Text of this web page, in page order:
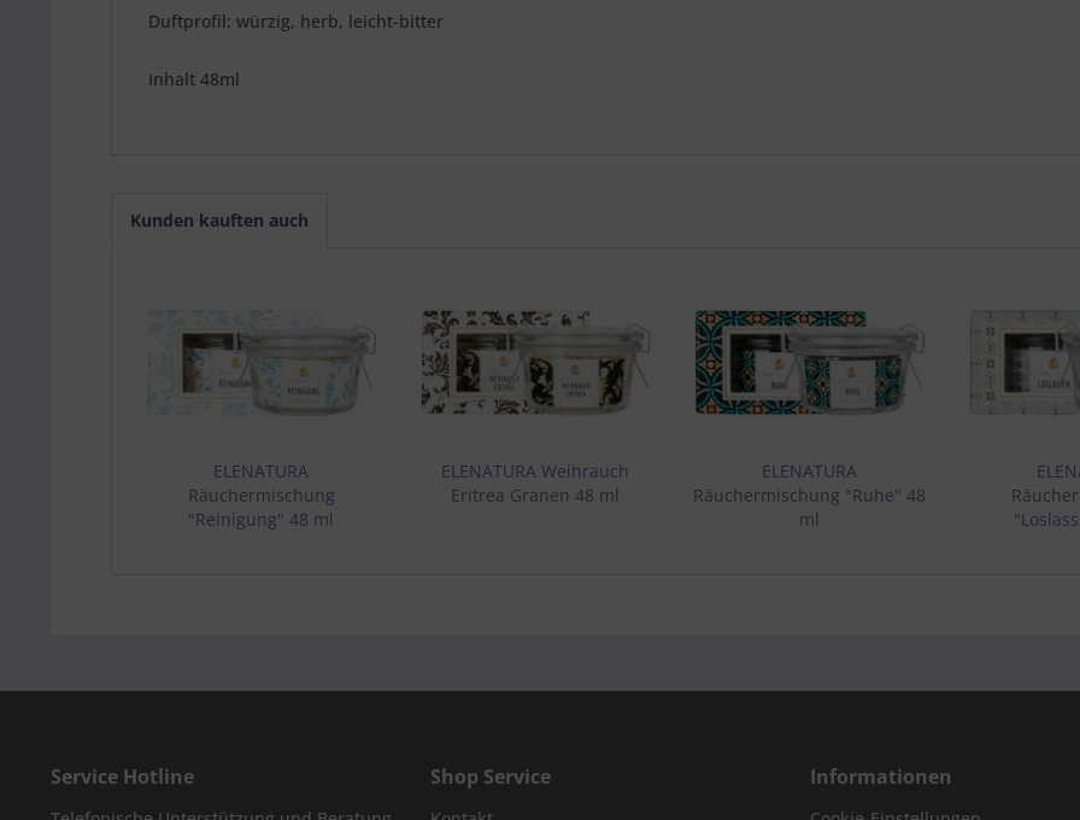
Duftprofil: würzig, herb, leicht-bitter
Inhalt 48ml
Kunden kauften auch
ELENATURA
Räuchermischung
"Reinigung" 48 ml
ELENATURA Weihrauch
Eritrea Granen 48 ml
ELENATURA
Räuchermischung "Ruhe" 48
ml
Service Hotline Shop Service Informationen